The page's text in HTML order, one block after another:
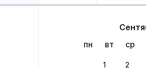
пн
вт ср
1 2